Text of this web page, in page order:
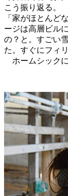
こう振り返る。
「家がほとんど
ージは高層ビル
の？と。すごい
た。すぐにフィ
ホームシックに